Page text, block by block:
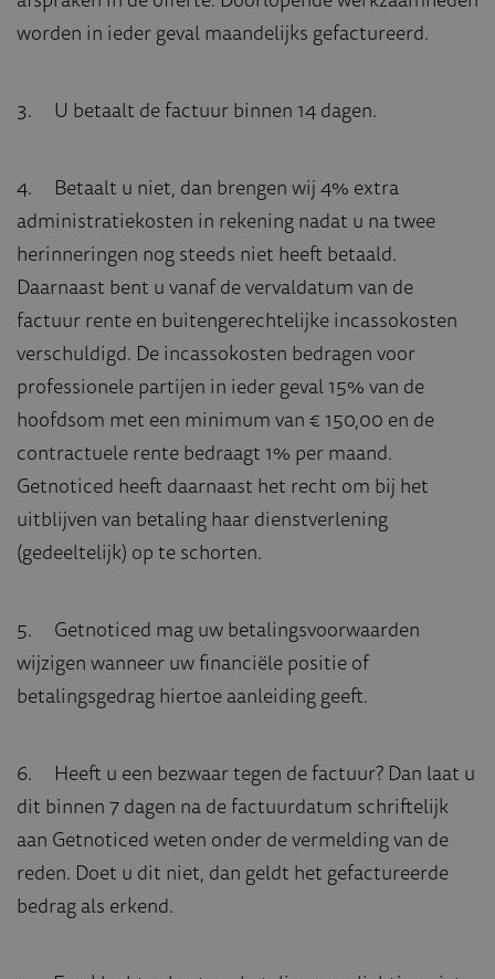
worden in ieder geval maandelijks gefactureerd.
3. U betaalt de factuur binnen 14 dagen.
4. Betaalt u niet, dan brengen wij 4% extra
administratiekosten in rekening nadat u na twee
herinneringen nog steeds niet heeft betaald.
Daarnaast bent u vanaf de vervaldatum van de
factuur rente en buitengerechtelijke incassokosten
verschuldigd. De incassokosten bedragen voor
professionele partijen in ieder geval 15% van de
hoofdsom met een minimum van € 150,00 en de
contractuele rente bedraagt 1% per maand.
Getnoticed heeft daarnaast het recht om bij het
uitblijven van betaling haar dienstverlening
(gedeeltelijk) op te schorten.
5. Getnoticed mag uw betalingsvoorwaarden
wijzigen wanneer uw financiële positie of
betalingsgedrag hiertoe aanleiding geeft.
6. Heeft u een bezwaar tegen de factuur? Dan laat u
dit binnen 7 dagen na de factuurdatum schriftelijk
aan Getnoticed weten onder de vermelding van de
reden. Doet u dit niet, dan geldt het gefactureerde
bedrag als erkend.